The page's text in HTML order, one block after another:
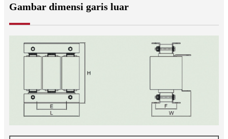
Gambar dimensi garis luar